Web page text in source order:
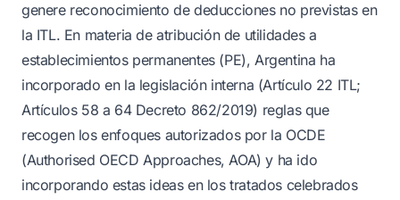
genere reconocimiento de deducciones no previstas en
la ITL. En materia de atribución de utilidades a
establecimientos permanentes (PE), Argentina ha
incorporado en la legislación interna (Artículo 22 ITL;
Artículos 58 a 64 Decreto 862/2019) reglas que
recogen los enfoques autorizados por la OCDE
(Authorised OECD Approaches, AOA) y ha ido
incorporando estas ideas en los tratados celebrados